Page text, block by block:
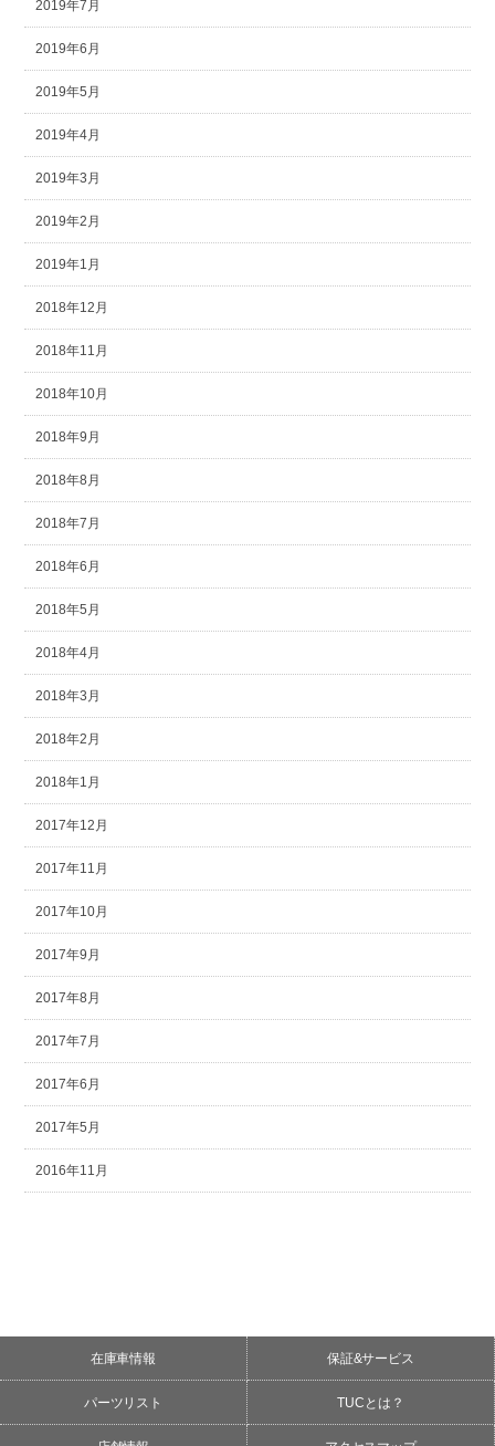
2019年7月
2019年6月
2019年5月
2019年4月
2019年3月
2019年2月
2019年1月
2018年12月
2018年11月
2018年10月
2018年9月
2018年8月
2018年7月
2018年6月
2018年5月
2018年4月
2018年3月
2018年2月
2018年1月
2017年12月
2017年11月
2017年10月
2017年9月
2017年8月
2017年7月
2017年6月
2017年5月
2016年11月
在庫車情報 保証&サービス
パーツリスト TUCとは？